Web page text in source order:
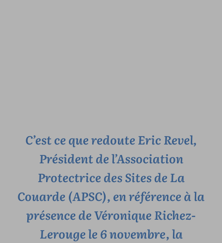
C’est ce que redoute Eric Revel,
Président de l’Association
Protectrice des Sites de La
Couarde (APSC), en référence à la
présence de Véronique Richez-
Lerouge le 6 novembre, la